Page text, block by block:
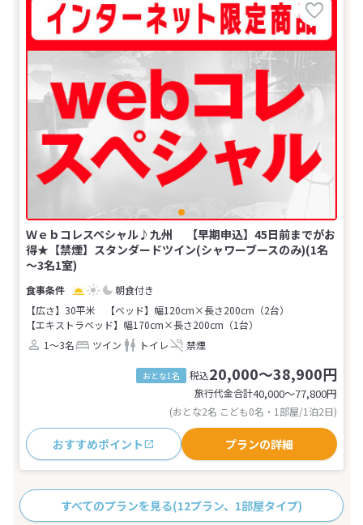
Ｗｅｂコレスペシャル♪九州 【早期申込】45日前までがお
得★【禁煙】スタンダードツイン(シャワーブースのみ)(1名
～3名1室)
朝食付き
【広さ】30平米
【ベッド】幅120cm×長さ200cm（2台）
【エキストラベッド】幅170cm×長さ200cm（1台）
1～3名
ツイン トイレ 禁煙
おとな1名 税込20,000～38,900円
旅行代金合計40,000〜77,800円
(おとな2名 こども0名・1部屋/1泊2日)
おすすめポイント プランの詳細
すべてのプランを見る(12プラン、1部屋タイプ)